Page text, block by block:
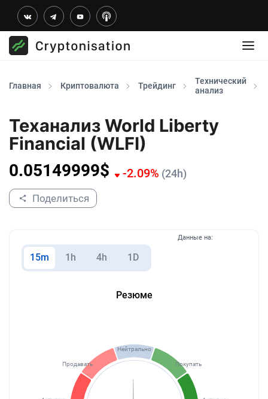
Главная Криптовалюта Трейдинг
Технический
анализ
Теханализ World Liberty
Financial (WLFI)
0.05149999$ -2.09% (24h)
Поделиться
Данные на:
15m 1h 4h 1D
Резюме
Продавать
Нейтрально
Покупать